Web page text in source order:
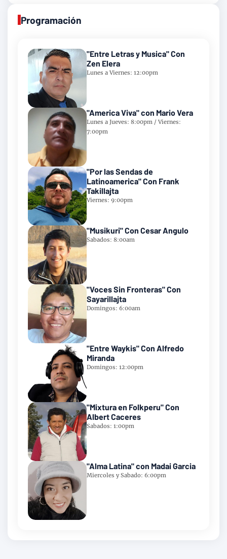
Programación
"Entre Letras y Musica" Con
Zen Elera
Lunes a Viernes: 12:00pm
"America Viva" con Mario Vera
Lunes a Jueves: 8:00pm / Viernes:
7:00pm
"Por las Sendas de
Latinoamerica" Con Frank
Takillajta
Viernes: 9:00pm
"Musikuri" Con Cesar Angulo
Sabados: 8:00am
"Voces Sin Fronteras" Con
Sayarillajta
Domingos: 6:00am
"Entre Waykis" Con Alfredo
Miranda
Domingos: 12:00pm
"Mixtura en Folkperu" Con
Albert Caceres
Sabados: 1:00pm
"Alma Latina" con Madai Garcia
Miercoles y Sabado: 6:00pm